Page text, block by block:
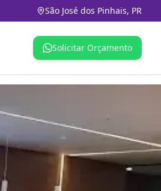
São José dos Pinhais, PR
Solicitar Orçamento